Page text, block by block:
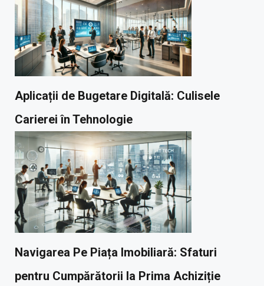
Aplicații de Bugetare Digitală: Culisele
Carierei în Tehnologie
Navigarea Pe Piața Imobiliară: Sfaturi
pentru Cumpărătorii la Prima Achiziție